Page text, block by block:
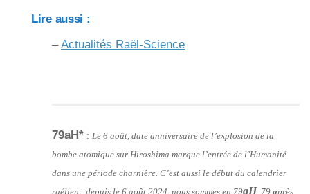
Lire aussi :
–Actualités Raël-Science
79aH* : Le 6 août, date anniversaire de l’explosion de la
bombe atomique sur Hiroshima marque l’entrée de l’Humanité
dans une période charnière. C’est aussi le début du calendrier
raélien : depuis le 6 août 2024, nous sommes en 79aH, 79 après